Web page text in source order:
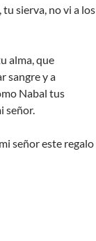
tu sierva, no vi a los
alma, que
sangre y a
Nabal tus
señor.
señor este regalo